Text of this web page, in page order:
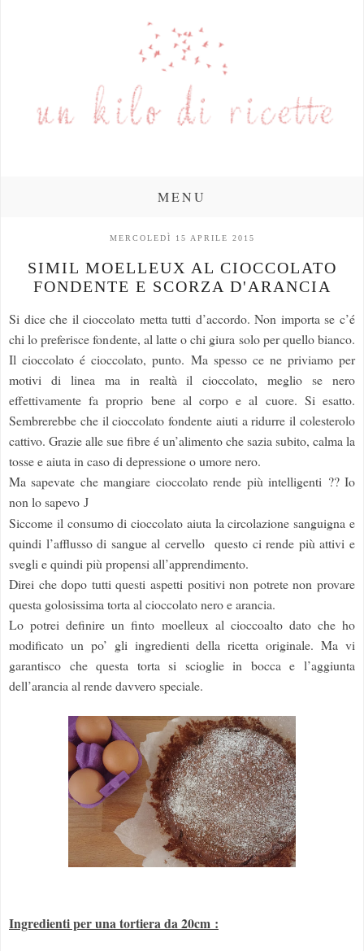
MENU
MERCOLEDÌ 15 APRILE 2015
SIMIL MOELLEUX AL CIOCCOLATO
FONDENTE E SCORZA D'ARANCIA
Si dice che il cioccolato metta tutti d’accordo. Non importa se c’é
chi lo preferisce fondente, al latte o chi giura solo per quello bianco.
Il cioccolato é cioccolato, punto. Ma spesso ce ne priviamo per
motivi di linea ma in realtà il cioccolato, meglio se nero
effettivamente fa proprio bene al corpo e al cuore. Si esatto.
Sembrerebbe che il cioccolato fondente aiuti a ridurre il colesterolo
cattivo. Grazie alle sue fibre é un’alimento che sazia subito, calma la
tosse e aiuta in caso di depressione o umore nero.
Ma sapevate che mangiare cioccolato rende più intelligenti ?? Io
non lo sapevo J
Siccome il consumo di cioccolato aiuta la circolazione sanguigna e
quindi l’afflusso di sangue al cervello questo ci rende più attivi e
svegli e quindi più propensi all’apprendimento.
Direi che dopo tutti questi aspetti positivi non potrete non provare
questa golosissima torta al cioccolato nero e arancia.
Lo potrei definire un finto moelleux al cioccoalto dato che ho
modificato un po’ gli ingredienti della ricetta originale. Ma vi
garantisco che questa torta si scioglie in bocca e l’aggiunta
dell’arancia al rende davvero speciale.
Ingredienti per una tortiera da 20cm :